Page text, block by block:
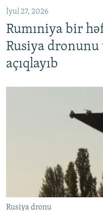
İyul 27, 2026
Rumıniya bir
Rusiya
açıqlayıb
Rusiya dronu